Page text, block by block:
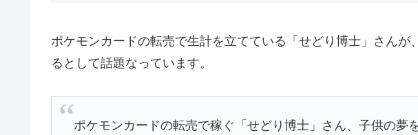
ポケモンカードの転売で生計を立てている「せどり博士」さんが
るとして話題なっています。
ポケモンカードの転売で稼ぐ「せどり博士」さん、子供の夢